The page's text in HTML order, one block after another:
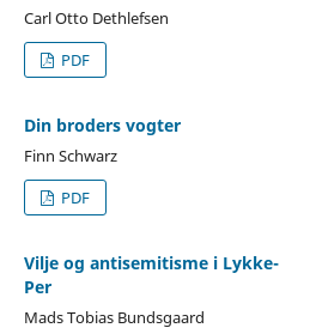
Carl Otto Dethlefsen
PDF
Din broders vogter
Finn Schwarz
PDF
Vilje og antisemitisme i Lykke-
Per
Mads Tobias Bundsgaard